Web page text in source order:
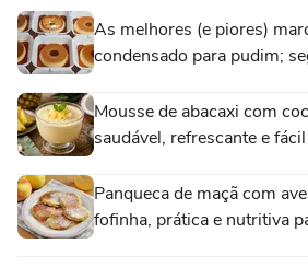
As melhores (e piores)
condensado para pudim;
Mousse de abacaxi com
saudável, refrescante e
Panqueca de maçã com
fofinha, prática e nutritiva